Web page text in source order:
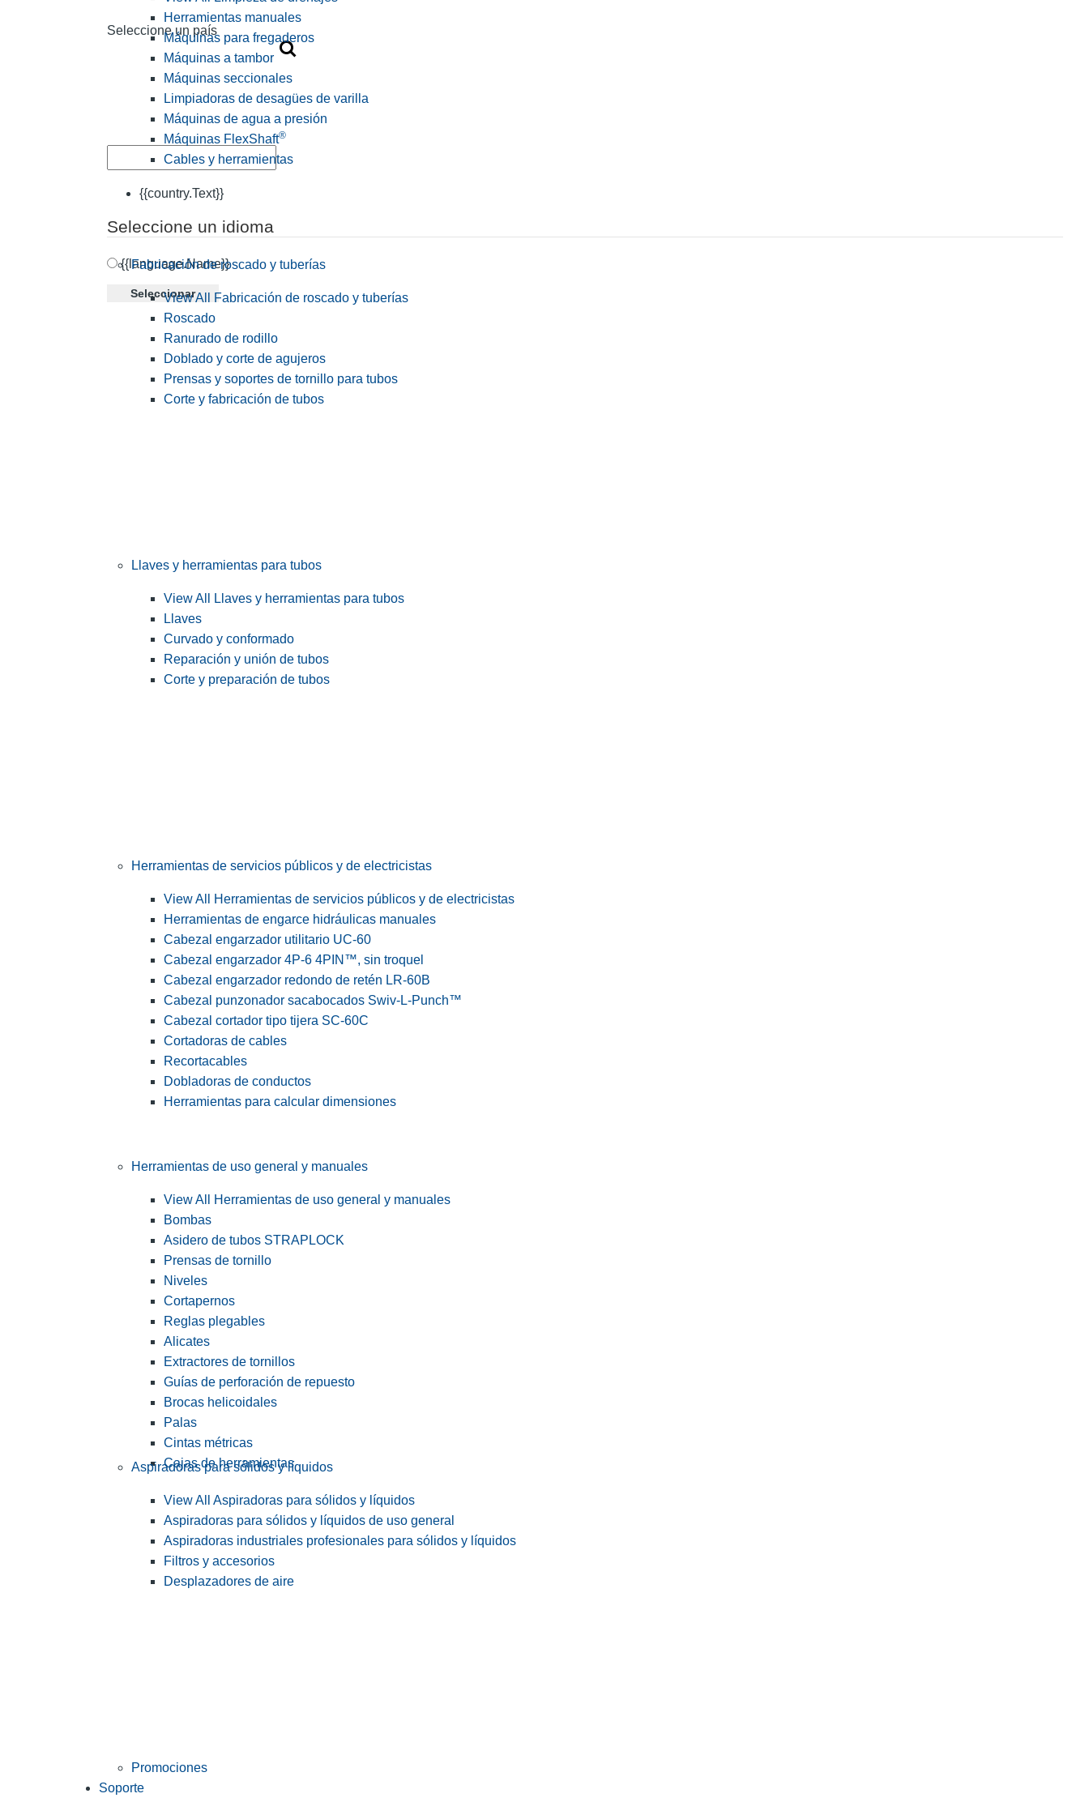
Seleccione un país
{{country.Text}}
Seleccione un idioma
{{language.Name}}
Seleccionar
Herramientas manuales
Máquinas para fregaderos
Máquinas a tambor
Máquinas seccionales
Limpiadoras de desagües de varilla
Máquinas de agua a presión
Máquinas FlexShaft®
Cables y herramientas
Fabricación de roscado y tuberías
View All Fabricación de roscado y tuberías
Roscado
Ranurado de rodillo
Doblado y corte de agujeros
Prensas y soportes de tornillo para tubos
Corte y fabricación de tubos
Llaves y herramientas para tubos
View All Llaves y herramientas para tubos
Llaves
Curvado y conformado
Reparación y unión de tubos
Corte y preparación de tubos
Herramientas de servicios públicos y de electricistas
View All Herramientas de servicios públicos y de electricistas
Herramientas de engarce hidráulicas manuales
Cabezal engarzador utilitario UC-60
Cabezal engarzador 4P-6 4PIN™, sin troquel
Cabezal engarzador redondo de retén LR-60B
Cabezal punzonador sacabocados Swiv-L-Punch™
Cabezal cortador tipo tijera SC-60C
Cortadoras de cables
Recortacables
Dobladoras de conductos
Herramientas para calcular dimensiones
Herramientas de uso general y manuales
View All Herramientas de uso general y manuales
Bombas
Asidero de tubos STRAPLOCK
Prensas de tornillo
Niveles
Cortapernos
Reglas plegables
Alicates
Extractores de tornillos
Guías de perforación de repuesto
Brocas helicoidales
Palas
Cintas métricas
Cajas de herramientas
Aspiradoras para sólidos y líquidos
View All Aspiradoras para sólidos y líquidos
Aspiradoras para sólidos y líquidos de uso general
Aspiradoras industriales profesionales para sólidos y líquidos
Filtros y accesorios
Desplazadores de aire
Promociones
Soporte